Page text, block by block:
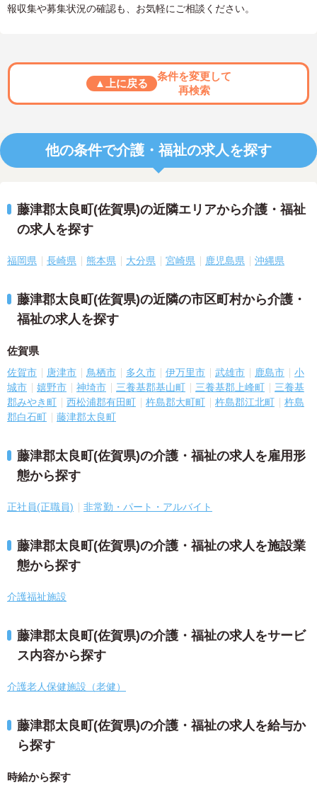
報収集や募集状況の確認も、お気軽にご相談ください。
▲上に戻る
条件を変更して
再検索
他の条件で介護・福祉の求人を探す
藤津郡太良町(佐賀県)の近隣エリアから介護・福祉
の求人を探す
福岡県 長崎県 熊本県 大分県 宮崎県 鹿児島県 沖縄県
藤津郡太良町(佐賀県)の近隣の市区町村から介護・
福祉の求人を探す
佐賀県
佐賀市 唐津市 鳥栖市 多久市 伊万里市 武雄市 鹿島市
小
城市
嬉野市 神埼市 三養基郡基山町 三養基郡上峰町
三養基
郡みやき町
西松浦郡有田町 杵島郡大町町 杵島郡江北町
杵島
郡白石町
藤津郡太良町
藤津郡太良町(佐賀県)の介護・福祉の求人を雇用形
態から探す
正社員(正職員) 非常勤・パート・アルバイト
藤津郡太良町(佐賀県)の介護・福祉の求人を施設業
態から探す
介護福祉施設
藤津郡太良町(佐賀県)の介護・福祉の求人をサービ
ス内容から探す
介護老人保健施設（老健）
藤津郡太良町(佐賀県)の介護・福祉の求人を給与か
ら探す
時給から探す